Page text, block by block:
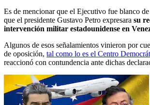
Es de mencionar que el Ejecutivo fue blanco
que el presidente Gustavo Petro expresara su
intervención militar estadounidense en
Algunos de esos señalamientos vinieron por
de oposición, tal como lo es el Centro
reaccionó con contundencia ante dichas